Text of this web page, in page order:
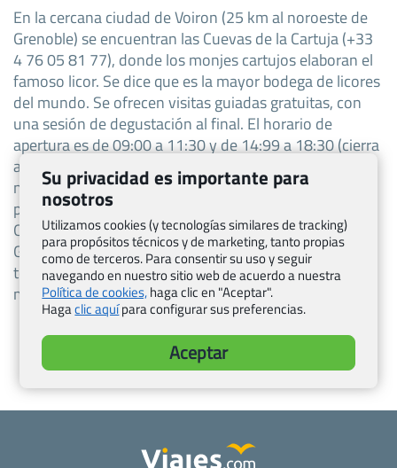
En la cercana ciudad de Voiron (25 km al noroeste de
Grenoble) se encuentran las Cuevas de la Cartuja (+33
4 76 05 81 77), donde los monjes cartujos elaboran el
famoso licor. Se dice que es la mayor bodega de licores
del mundo. Se ofrecen visitas guiadas gratuitas, con
una sesión de degustación al final. El horario de
apertura es de 09:00 a 11:30 y de 14:99 a 18:30 (cierra
a las 17:30 y los fines de semana de noviembre a abril,
no hay descanso para almorzar en julio y agosto). Ver
para más información.
O’Calaghan’s Irish Pub, 2 place Berulle, 38000,
Grenoble. Este es un gran pub familiar con una gran
terraza. Uno de los mejores pubs de Grenoble con
muchos anglófonos y locales.
Su privacidad es importante para
nosotros
Utilizamos cookies (y tecnologías similares de tracking)
para propósitos técnicos y de marketing, tanto propias
como de terceros. Para consentir su uso y seguir
navegando en nuestro sitio web de acuerdo a nuestra
Política de cookies,haga clic en "Aceptar".
Hagaclic aquípara configurar sus preferencias.
Aceptar